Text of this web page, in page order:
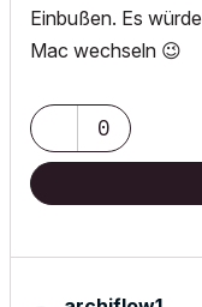
Einbußen. Es
Mac wechseln 😉
0